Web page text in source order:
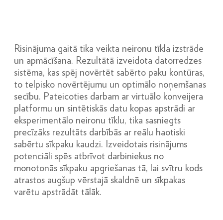
Risinājuma gaitā tika veikta neironu tīkla izstrāde
un apmācīšana. Rezultātā izveidota datorredzes
sistēma, kas spēj novērtēt sabērto paku kontūras,
to telpisko novērtējumu un optimālo noņemšanas
secību. Pateicoties darbam ar virtuālo konveijera
platformu un sintētiskās datu kopas apstrādi ar
eksperimentālo neironu tīklu, tika sasniegts
precīzāks rezultāts darbībās ar reālu haotiski
sabērtu sīkpaku kaudzi. Izveidotais risinājums
potenciāli spēs atbrīvot darbiniekus no
monotonās sīkpaku apgriešanas tā, lai svītru kods
atrastos augšup vērstajā skaldnē un sīkpakas
varētu apstrādāt tālāk.